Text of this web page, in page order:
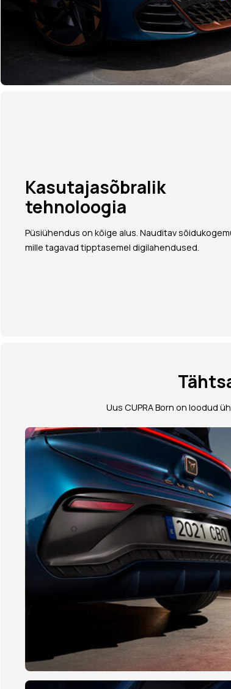
Kasutajasõbralik
tehnoloogia
Püsiühendus on kõige alus. Nauditav
mille tagavad tipptasemel digilahendused.
Uus CUPRA Born on loodud